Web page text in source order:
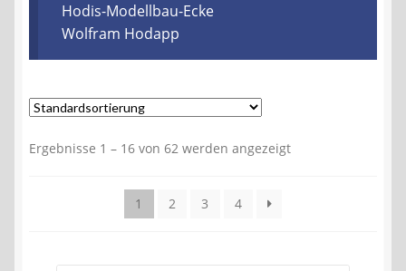
Hodis-Modellbau-Ecke
Wolfram Hodapp
Ergebnisse 1 – 16 von 62 werden angezeigt
1 2 3 4